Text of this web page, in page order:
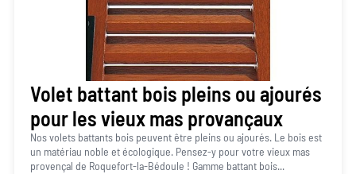
Volet battant bois pleins ou ajourés
pour les vieux mas provançaux
Nos volets battants bois peuvent être pleins ou ajourés. Le bois est
un matériau noble et écologique. Pensez-y pour votre vieux mas
provençal de Roquefort-la-Bédoule ! Gamme battant bois...